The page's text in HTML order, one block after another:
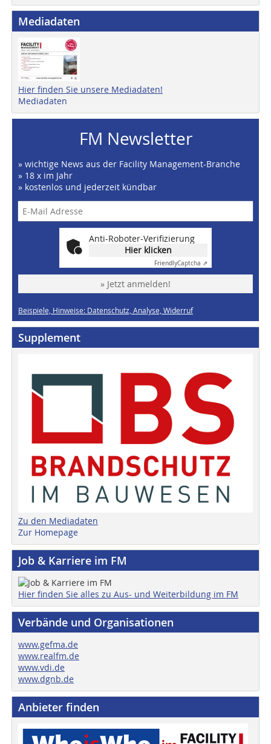
Mediadaten
Hier finden Sie unsere Mediadaten!
Mediadaten
FM Newsletter
» wichtige News aus der Facility Management-Branche
» 18 x im Jahr
» kostenlos und jederzeit kündbar
Anti-Roboter-Verifizierung
Hier klicken
FriendlyCaptcha ⇗
» Jetzt anmelden!
Beispiele, Hinweise: Datenschutz, Analyse, Widerruf
Supplement
Zu den Mediadaten
Zur Homepage
Job & Karriere im FM
Hier finden Sie alles zu Aus- und Weiterbildung im FM
Verbände und Organisationen
www.gefma.de
www.realfm.de
www.vdi.de
www.dgnb.de
Anbieter finden